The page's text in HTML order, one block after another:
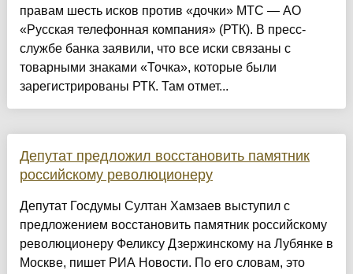
правам шесть исков против «дочки» МТС — АО
«Русская телефонная компания» (РТК). В пресс-
службе банка заявили, что все иски связаны с
товарными знаками «Точка», которые были
зарегистрированы РТК. Там отмет...
Депутат предложил восстановить памятник
российскому революционеру
Депутат Госдумы Султан Хамзаев выступил с
предложением восстановить памятник российскому
революционеру Феликсу Дзержинскому на Лубянке в
Москве, пишет РИА Новости. По его словам, это